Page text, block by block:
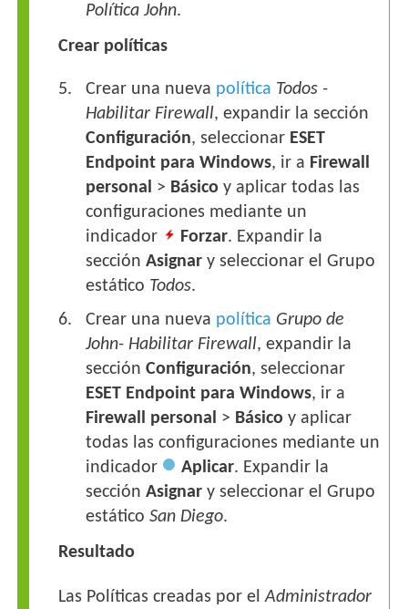
Política John.
Crear políticas
Crear una nueva política Todos -
Habilitar Firewall, expandir la sección
Configuración, seleccionar ESET
Endpoint para Windows, ir a Firewall
personal > Básico y aplicar todas las
configuraciones mediante un
indicador
Forzar. Expandir la
secciónAsignary seleccionar el Grupo
estático Todos.
Crear una nueva política Grupo de
John- Habilitar Firewall, expandir la
secciónConfiguración, seleccionar
ESET Endpoint para Windows, ir a
Firewall
personal > Básico y aplicar
todas las configuraciones mediante un
indicador
Aplicar. Expandir la
secciónAsignary seleccionar el Grupo
estáticoSan Diego.
Resultado
Las Políticas creadas por elAdministrador